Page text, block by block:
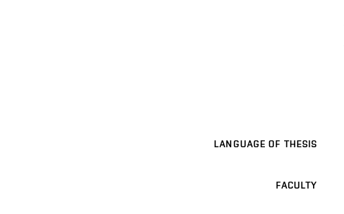
LANGUAGE OF THESIS
FACULTY